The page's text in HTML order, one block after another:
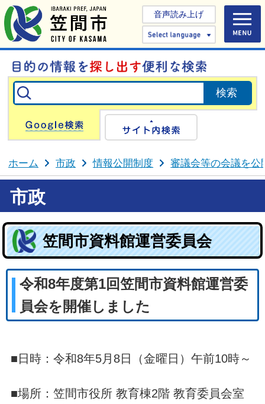
音声読み上げ
Select
Google検索
ホーム 市政 情報公開制度 審議会等の会議を公
市政
笠間市資料館運営委員会
令和8年度第1回笠間市資料館運営委
員会を開催しました
■日時：令和8年5月8日（金曜日）午前10時～
■場所：笠間市役所 教育棟2階 教育委員会室